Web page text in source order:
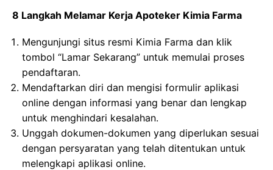
8 Langkah Melamar Kerja Apoteker Kimia Farma
Mengunjungi situs resmi Kimia Farma dan klik
tombol “Lamar Sekarang” untuk memulai proses
pendaftaran.
Mendaftarkan diri dan mengisi formulir aplikasi
online dengan informasi yang benar dan lengkap
untuk menghindari kesalahan.
Unggah dokumen-dokumen yang diperlukan sesuai
dengan persyaratan yang telah ditentukan untuk
melengkapi aplikasi online.